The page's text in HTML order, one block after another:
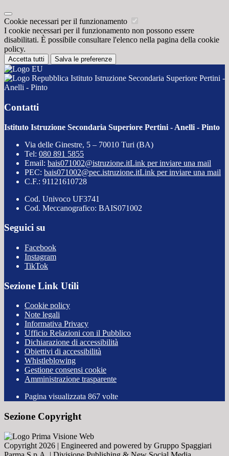
Cookie necessari per il funzionamento
I cookie necessari per il funzionamento non possono essere
disabilitati. È possibile consultare l'elenco nella pagina della cookie
policy.
Accetta tutti Salva le preferenze
Istituto Istruzione Secondaria Superiore Pertini -
Anelli - Pinto
Contatti
Istituto Istruzione Secondaria Superiore Pertini - Anelli - Pinto
Via delle Ginestre, 5 – 70010 Turi (BA)
Tel: 080 891 5855
Email: bais071002@istruzione.itLink per inviare una mail
PEC: bais071002@pec.istruzione.itLink per inviare una mail
C.F.: 91121610728
Cod. Univoco UF3741
Cod. Meccanografico: BAIS071002
Seguici su
Facebook
Instagram
TikTok
Sezione Link Utili
Cookie policy
Note legali
Informativa Privacy
Ufficio Relazioni con il Pubblico
Dichiarazione di accessibilità
Obiettivi di accessibilità
Whistleblowing
Gestione consensi cookie
Amministrazione trasparente
Pagina visualizzata 867 volte
Sezione Copyright
Copyright 2026 | Engineered and powered by Gruppo Spaggiari